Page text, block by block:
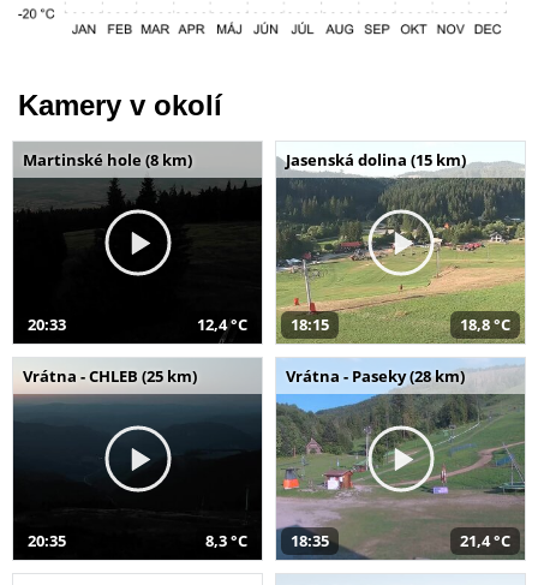
Kamery v okolí
Martinské hole (8 km)
20:33 12,4 °C
Jasenská dolina (15 km)
18:15 18,8 °C
Vrátna - CHLEB (25 km)
20:35 8,3 °C
Vrátna - Paseky (28 km)
18:35 21,4 °C